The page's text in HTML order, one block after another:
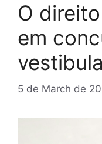
O
em
5 de March de